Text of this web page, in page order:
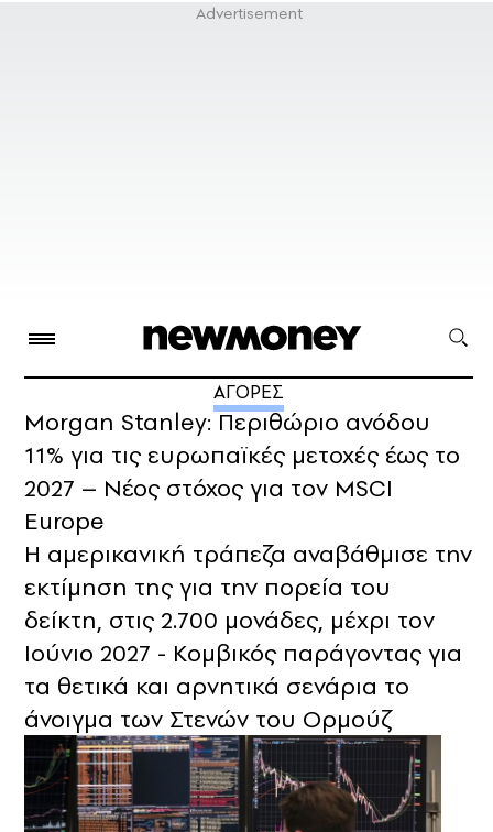
ΑΓΟΡΕΣ
Morgan Stanley: Περιθώριο ανόδου
11% για τις ευρωπαϊκές μετοχές έως το
2027 – Νέος στόχος για τον MSCI
Europe
H αμερικανική τράπεζα αναβάθμισε την
εκτίμηση της για την πορεία του
δείκτη, στις 2.700 μονάδες, μέχρι τον
Ιούνιο 2027 - Κομβικός παράγοντας για
τα θετικά και αρνητικά σενάρια το
άνοιγμα των Στενών του Ορμούζ